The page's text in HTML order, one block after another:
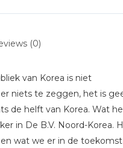
(0)
van Korea is niet
niets te zeggen, het is
de helft van Korea. Wat
in De B.V. Noord-Korea.
wat we er in de